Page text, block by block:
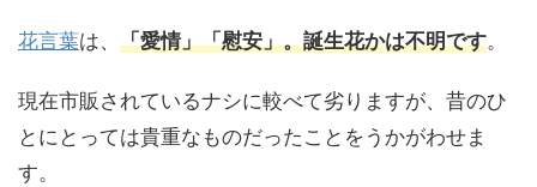
花言葉は、 「愛情」「慰安」。誕生花かは不明です。
現在市販されているナシに較べて劣りますが、昔のひ
とにとっては貴重なものだったことをうかがわせま
す。